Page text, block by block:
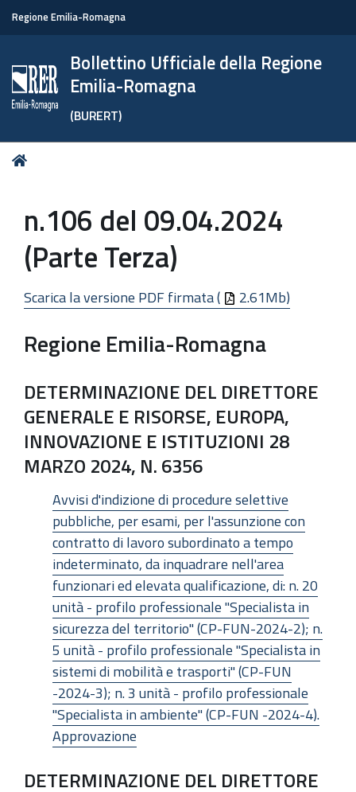
Regione Emilia-Romagna
Bollettino Ufficiale della Regione
Emilia-Romagna
(BURERT)
Tu
n.106 del 09.04.2024
(Parte Terza)
Scarica la versione PDF firmata ( 2.61Mb)
Regione Emilia-Romagna
DETERMINAZIONE DEL DIRETTORE
GENERALE E RISORSE, EUROPA,
INNOVAZIONE E ISTITUZIONI 28
MARZO 2024, N. 6356
Avvisi d'indizione di procedure selettive
pubbliche, per esami, per l'assunzione con
contratto di lavoro subordinato a tempo
indeterminato, da inquadrare nell'area
funzionari ed elevata qualificazione, di: n. 20
unità - profilo professionale "Specialista in
sicurezza del territorio" (CP-FUN-2024-2); n.
5 unità - profilo professionale "Specialista in
sistemi di mobilità e trasporti" (CP-FUN
-2024-3); n. 3 unità - profilo professionale
"Specialista in ambiente" (CP-FUN -2024-4).
Approvazione
DETERMINAZIONE DEL DIRETTORE